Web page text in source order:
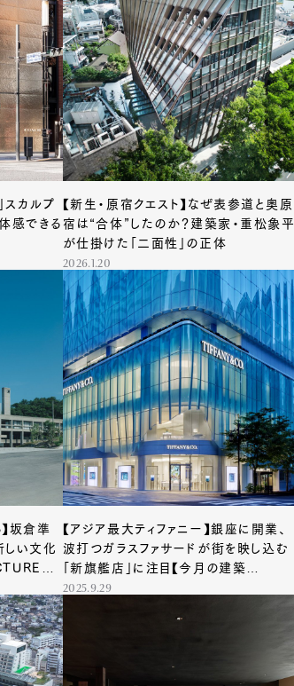
スカルプ
感できる
【新生・原宿クエスト】なぜ表参道と奥原
宿は“合体”したのか？建築家・重松象平
が仕掛けた「二面性」の正体
2026.1.20
坂倉準
しい文化
【アジア最大ティファニー】銀座に開業、
波打つガラスファサードが街を映し込む
「新旗艦店」に注目【今月の建築
ARCHITECTURE FILE #36】
2025.9.29